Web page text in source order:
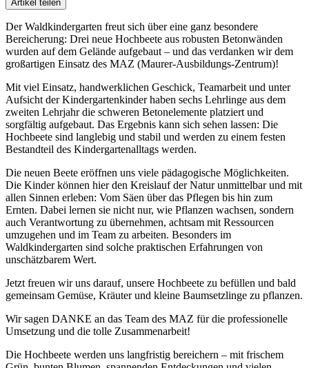
Artikel teilen
Der Waldkindergarten freut sich über eine ganz besondere
Bereicherung: Drei neue Hochbeete aus robusten Betonwänden
wurden auf dem Gelände aufgebaut – und das verdanken wir dem
großartigen Einsatz des MAZ (Maurer-Ausbildungs-Zentrum)!
Mit viel Einsatz, handwerklichen Geschick, Teamarbeit und unter
Aufsicht der Kindergartenkinder haben sechs Lehrlinge aus dem
zweiten Lehrjahr die schweren Betonelemente platziert und
sorgfältig aufgebaut. Das Ergebnis kann sich sehen lassen: Die
Hochbeete sind langlebig und stabil und werden zu einem festen
Bestandteil des Kindergartenalltags werden.
Die neuen Beete eröffnen uns viele pädagogische Möglichkeiten.
Die Kinder können hier den Kreislauf der Natur unmittelbar und mit
allen Sinnen erleben: Vom Säen über das Pflegen bis hin zum
Ernten. Dabei lernen sie nicht nur, wie Pflanzen wachsen, sondern
auch Verantwortung zu übernehmen, achtsam mit Ressourcen
umzugehen und im Team zu arbeiten. Besonders im
Waldkindergarten sind solche praktischen Erfahrungen von
unschätzbarem Wert.
Jetzt freuen wir uns darauf, unsere Hochbeete zu befüllen und bald
gemeinsam Gemüse, Kräuter und kleine Baumsetzlinge zu pflanzen.
Wir sagen DANKE an das Team des MAZ für die professionelle
Umsetzung und die tolle Zusammenarbeit!
Die Hochbeete werden uns langfristig bereichern – mit frischem